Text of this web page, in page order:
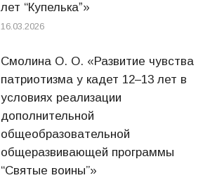
лет “Купелькаˮ»
16.03.2026
Смолина О. О. «Развитие чувства
патриотизма у кадет 12–13 лет в
условиях реализации
дополнительной
общеобразовательной
общеразвивающей программы
“Святые воины”»